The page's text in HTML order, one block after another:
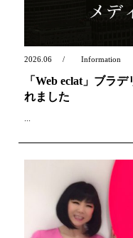
2026.06 Information
「Web eclat」ブラ
れました
...